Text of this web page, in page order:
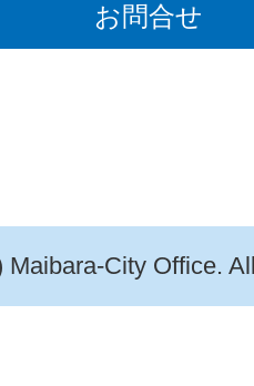
お問合せ
Maibara-City Office.